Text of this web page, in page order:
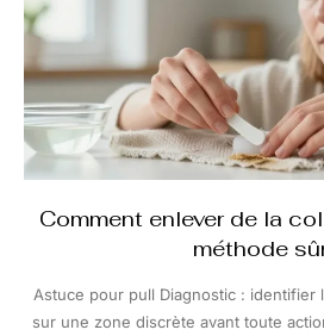
Comment enlever de la
méthode
Astuce pour pull Diagnostic : identifier
sur une zone discrète avant toute